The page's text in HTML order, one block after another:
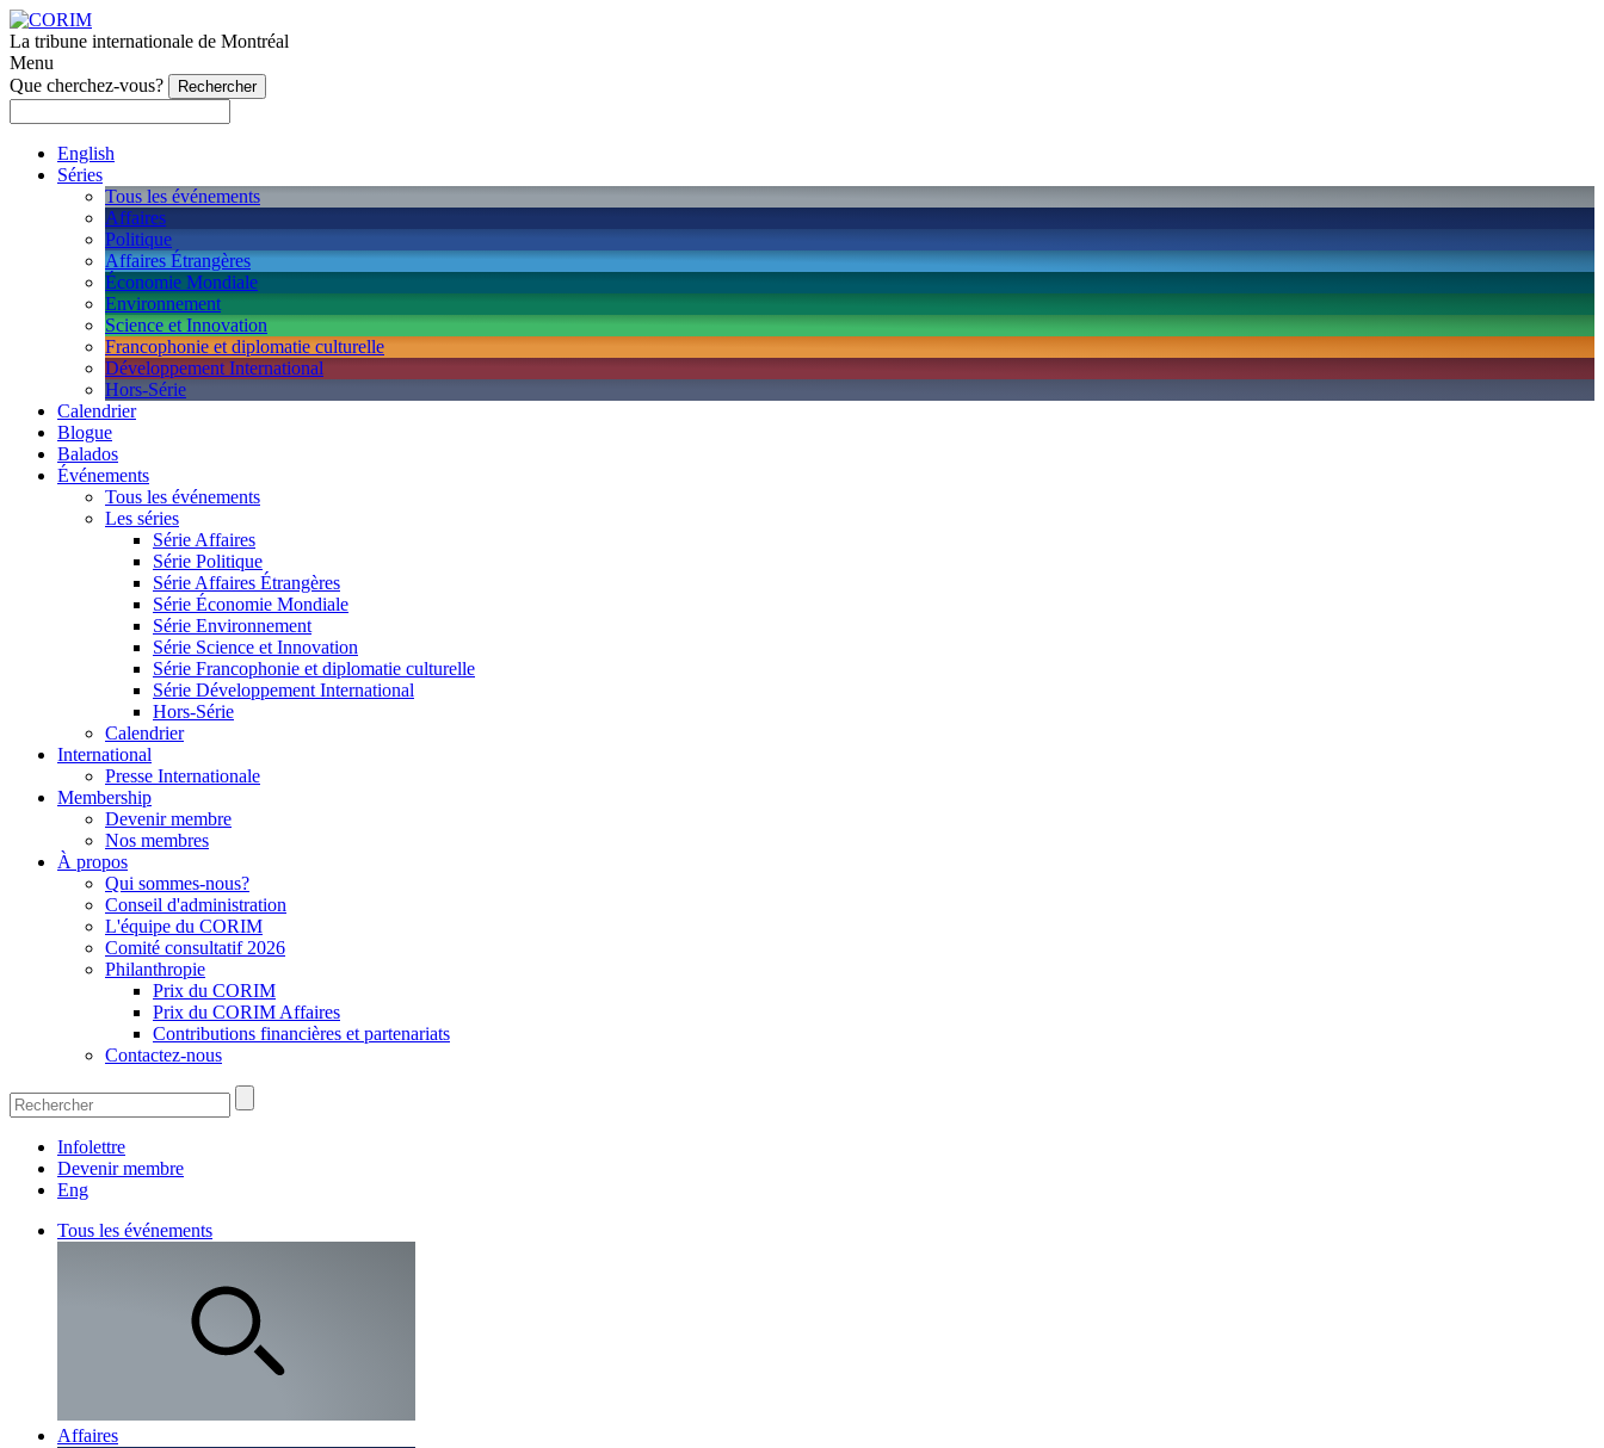
La tribune internationale de Montréal
Menu
Que cherchez-vous?
English
Séries
Tous les événements
Affaires
Politique
Affaires Étrangères
Économie Mondiale
Environnement
Science et Innovation
Francophonie et diplomatie culturelle
Développement International
Hors-Série
Calendrier
Blogue
Balados
Événements
Tous les événements
Les séries
Série Affaires
Série Politique
Série Affaires Étrangères
Série Économie Mondiale
Série Environnement
Série Science et Innovation
Série Francophonie et diplomatie culturelle
Série Développement International
Hors-Série
Calendrier
International
Presse Internationale
Membership
Devenir membre
Nos membres
À propos
Qui sommes-nous?
Conseil d'administration
L'équipe du CORIM
Comité consultatif 2026
Philanthropie
Prix du CORIM
Prix du CORIM Affaires
Contributions financières et partenariats
Contactez-nous
Infolettre
Devenir membre
Eng
Tous les événements
Affaires